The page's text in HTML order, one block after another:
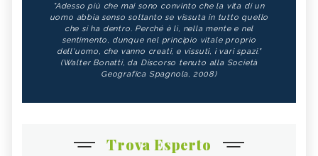
"Adesso più che mai sono convinto che la vita di un
uomo abbia senso soltanto se vissuta in tutto quello
che si ha dentro. Perché è lì, nella mente e nel
sentimento, dunque nel principio vitale proprio
dell'uomo, che vanno creati, e vissuti, i vari spazi."
(Walter Bonatti, da Discorso tenuto alla Società
Geografica Spagnola, 2008)
Trova Esperto